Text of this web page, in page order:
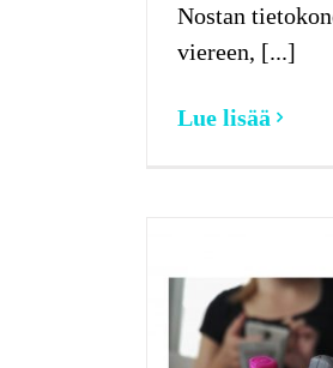
Nostan
viereen, [...]
Lue lisää